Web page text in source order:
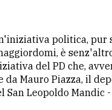
politica, pur
è
del PD che,
da Mauro Piazza, il
San Leopoldo Mandic